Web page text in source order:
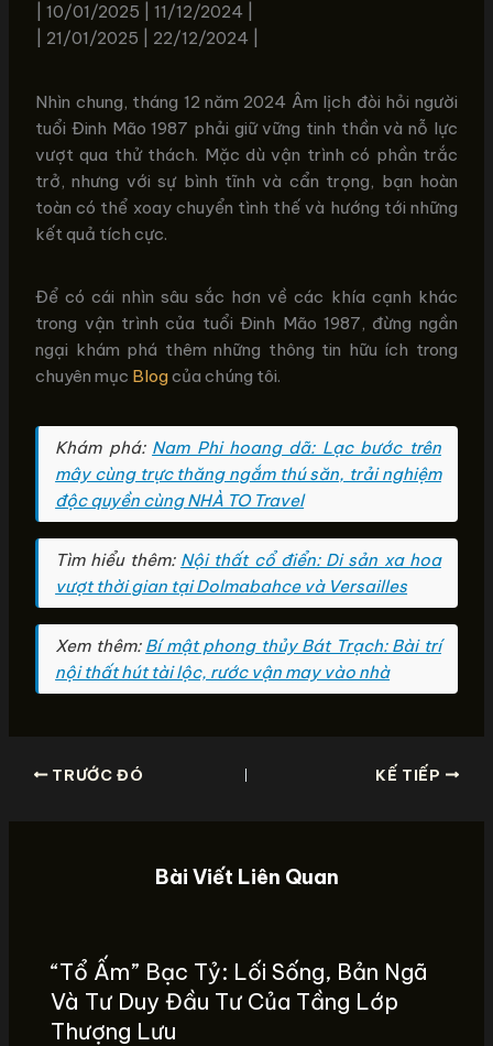
| 10/01/2025 | 11/12/2024 |
| 21/01/2025 | 22/12/2024 |
Nhìn chung, tháng 12 năm 2024 Âm lịch đòi hỏi người
tuổi Đinh Mão 1987 phải giữ vững tinh thần và nỗ lực
vượt qua thử thách. Mặc dù vận trình có phần trắc
trở, nhưng với sự bình tĩnh và cẩn trọng, bạn hoàn
toàn có thể xoay chuyển tình thế và hướng tới những
kết quả tích cực.
Để có cái nhìn sâu sắc hơn về các khía cạnh khác
trong vận trình của tuổi Đinh Mão 1987, đừng ngần
ngại khám phá thêm những thông tin hữu ích trong
chuyên mục Blogcủa chúng tôi.
Khám phá: Nam Phi hoang dã: Lạc bước trên
mây cùng trực thăng ngắm thú săn, trải nghiệm
độc quyền cùng NHÀ TO Travel
Tìm hiểu thêm: Nội thất cổ điển: Di sản xa hoa
vượt thời gian tại Dolmabahce và Versailles
Xem thêm: Bí mật phong thủy Bát Trạch: Bài trí
nội thất hút tài lộc, rước vận may vào nhà
TRƯỚC ĐÓ KẾ TIẾP
Bài Viết Liên Quan
“Tổ Ấm” Bạc Tỷ: Lối Sống, Bản Ngã
Và Tư Duy Đầu Tư Của Tầng Lớp
Thượng Lưu